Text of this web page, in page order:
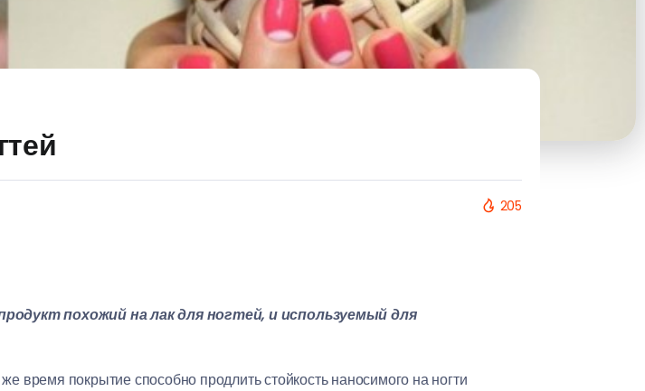
205
похожий на лак для ногтей, и используемый для
время покрытие способно продлить стойкость наносимого на ногти